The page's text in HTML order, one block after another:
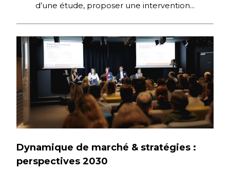
d’une étude, proposer une intervention...
Dynamique de marché & stratégies :
perspectives 2030